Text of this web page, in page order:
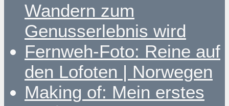
Wandern zum
Genusserlebnis wird
Fernweh-Foto: Reine auf
den Lofoten | Norwegen
Making of: Mein erstes